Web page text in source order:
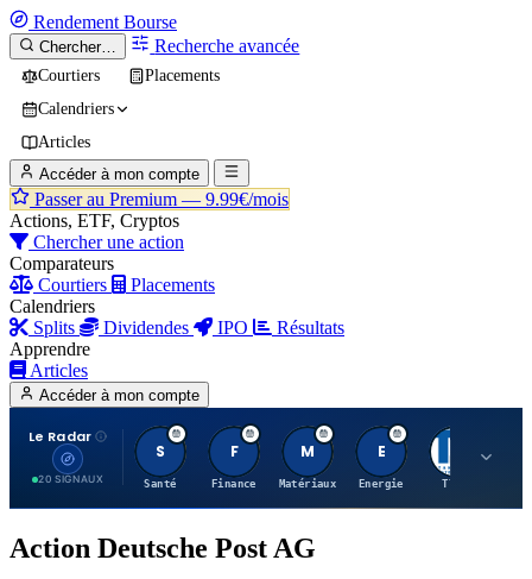
Rendement Bourse
Chercher… Recherche avancée
Courtiers
Placements
Calendriers
Articles
Accéder à mon compte
Passer au Premium — 9.99€/mois
Actions, ETF, Cryptos
Chercher une action
Comparateurs
Courtiers
Placements
Calendriers
Splits
Dividendes IPO
Résultats
Apprendre
Articles
Accéder à mon compte
Le Radar
20 SIGNAUX
S
Santé
F
Finance
M
Matériaux
E
Energie TTWO
Action Deutsche Post AG